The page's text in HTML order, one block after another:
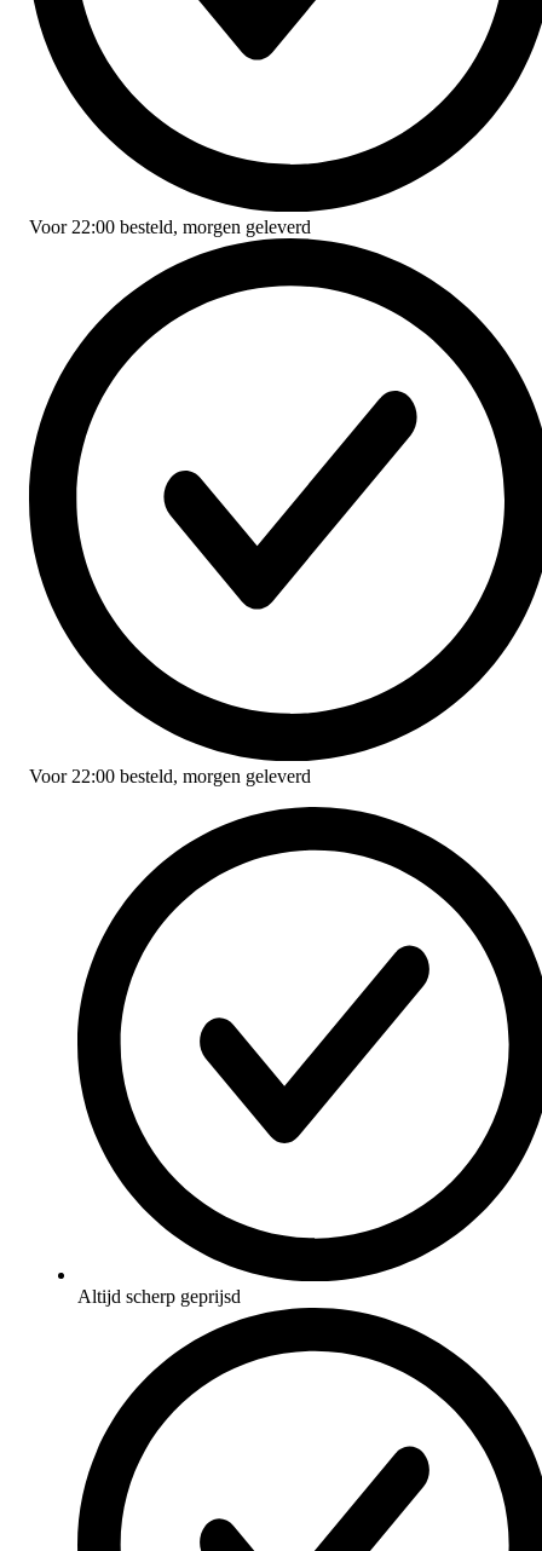
Voor 22:00 besteld, morgen geleverd
Voor 22:00 besteld, morgen geleverd
Altijd scherp geprijsd